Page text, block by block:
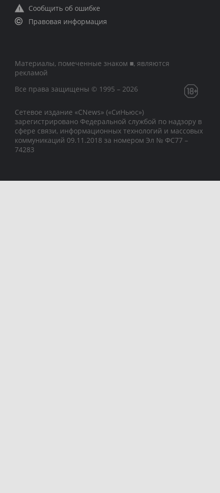
Сообщить об ошибке
Правовая информация
Материалы, помеченные знаком ■, являются
рекламой
Все права защищены © 1995 – 2026
Сетевое издание «CNews» («СиНьюс»)
зарегистрировано Федеральной службой по надзору в
сфере связи, информационных технологий и массовых
коммуникаций 09.11.2018 за номером Эл № ФС77 –
74283